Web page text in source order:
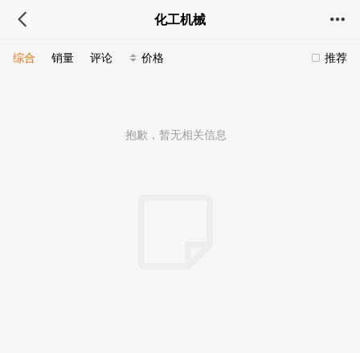
化工机械
推荐
综合 销量 评论 价格
抱歉，暂无相关信息